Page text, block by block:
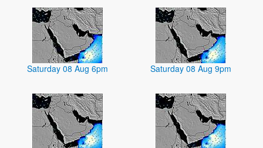
Saturday 08 Aug 6pm Saturday 08 Aug 9pm